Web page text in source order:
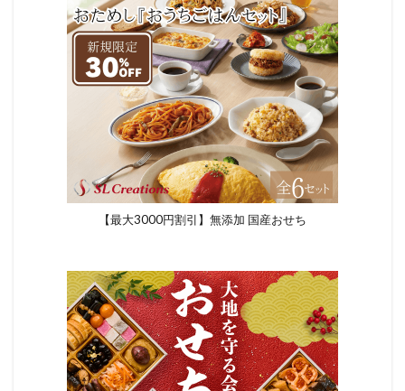
【最大3000円割引】無添加 国産おせち